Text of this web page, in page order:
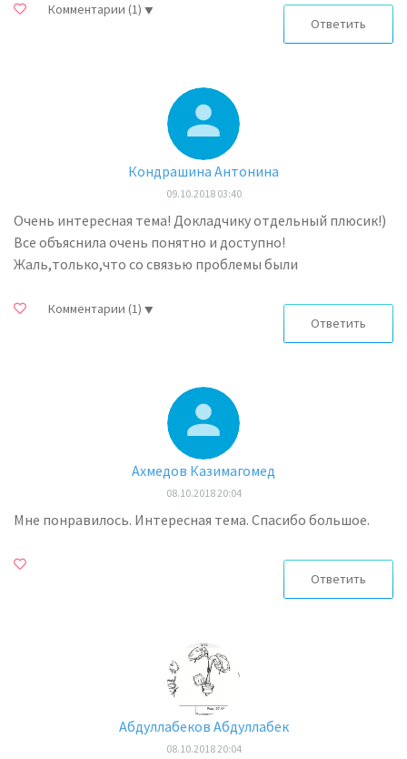
Комментарии (1)
Ответить
Кондрашина Антонина
09.10.2018 03:40
Очень интересная тема! Докладчику отдельный плюсик!)
Все объяснила очень понятно и доступно!
Жаль,только,что со связью проблемы были
Комментарии (1)
Ответить
Ахмедов Казимагомед
08.10.2018 20:04
Мне понравилось. Интересная тема. Спасибо большое.
Ответить
Абдуллабеков Абдуллабек
08.10.2018 20:04